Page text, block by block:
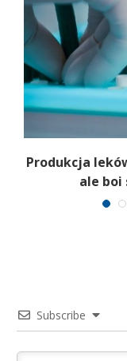
Produkcja
ale boi
Subscribe